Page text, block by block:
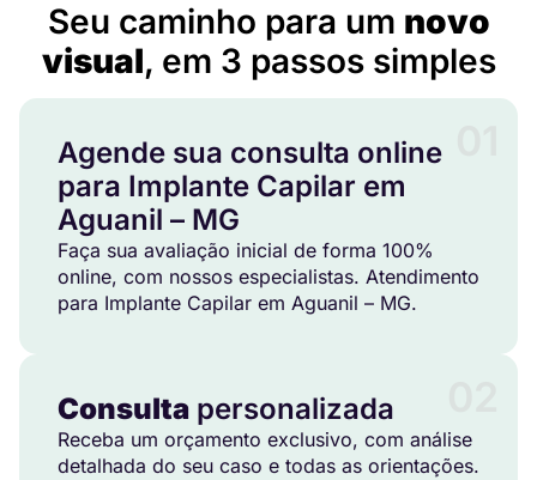
Seu caminho para um novo
visual, em 3 passos simples
Agende sua consulta online
para Implante Capilar em
Aguanil – MG
Faça sua avaliação inicial de forma 100%
online, com nossos especialistas. Atendimento
para Implante Capilar em Aguanil – MG.
Consulta personalizada
Receba um orçamento exclusivo, com análise
detalhada do seu caso e todas as orientações.